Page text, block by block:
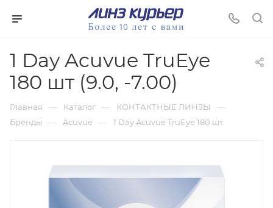
1 Day Acuvue TruEye
180 шт (9.0, -7.00)
Главная — Каталог — КОНТАКТНЫЕ ЛИНЗЫ —
Бренды — Acuvue — 1 Day Acuvue TruEye 180 шт